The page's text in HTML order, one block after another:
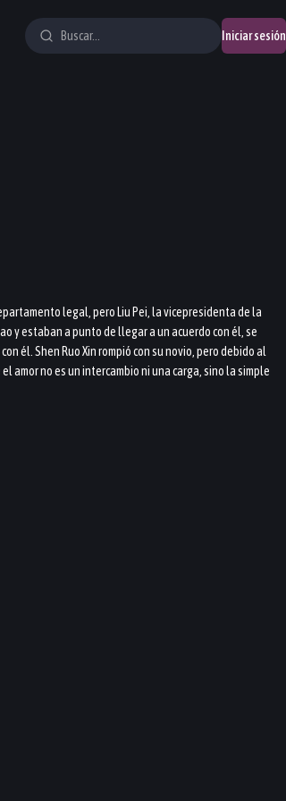
Iniciar sesión
legal, pero Liu Pei, la vicepresidenta de la
y estaban a punto de llegar a un acuerdo con él, se
él. Shen Ruo Xin rompió con su novio, pero debido al
amor no es un intercambio ni una carga, sino la simple